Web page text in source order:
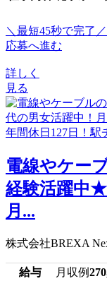
＼最短45秒で完了／
応募へ進む
詳しく
見る
電線やケー
経験活躍中
月...
株式会社BREXA
給与 月収例